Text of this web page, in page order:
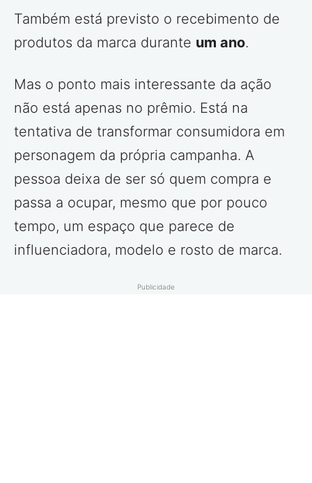
Também está previsto o recebimento de
produtos da marca durante um ano.
Mas o ponto mais interessante da ação
não está apenas no prêmio. Está na
tentativa de transformar consumidora em
personagem da própria campanha. A
pessoa deixa de ser só quem compra e
passa a ocupar, mesmo que por pouco
tempo, um espaço que parece de
influenciadora, modelo e rosto de marca.
Publicidade